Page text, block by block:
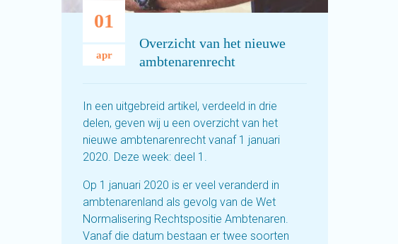
01
apr
Overzicht van het nieuwe
ambtenarenrecht
In een uitgebreid artikel, verdeeld in drie
delen, geven wij u een overzicht van het
nieuwe ambtenarenrecht vanaf 1 januari
2020. Deze week: deel 1.
Op 1 januari 2020 is er veel veranderd in
ambtenarenland als gevolg van de Wet
Normalisering Rechtspositie Ambtenaren.
Vanaf die datum bestaan er twee soorten